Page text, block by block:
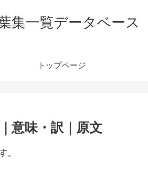
集一覧データベース
トップページ
意味・訳｜原文
。